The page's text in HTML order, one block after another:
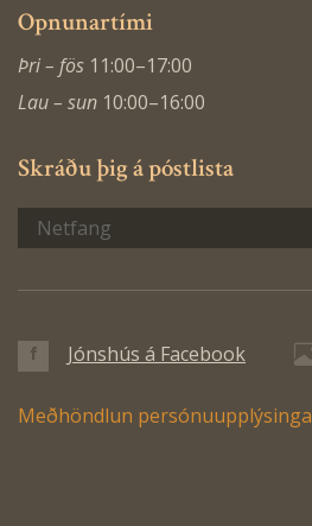
Opnunartími
Þri – fös 11:00–17:00
Lau – sun 10:00–16:00
Skráðu þig á póstlista
Jónshús á Facebook
Meðhöndlun persónuupplýsinga